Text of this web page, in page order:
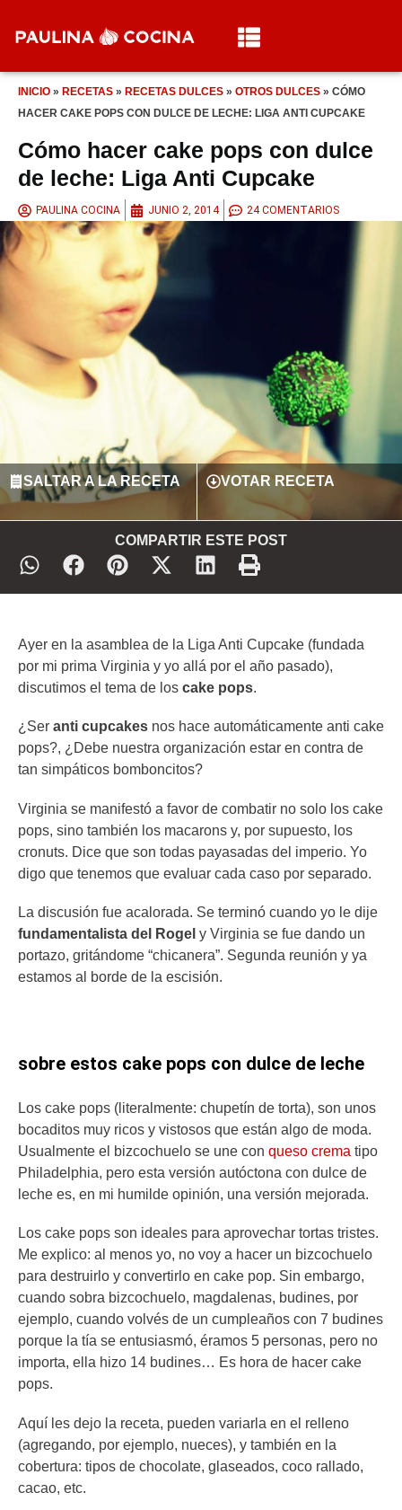
INICIO » RECETAS » RECETAS DULCES » OTROS DULCES » CÓMO
HACER CAKE POPS CON DULCE DE LECHE: LIGA ANTI CUPCAKE
Cómo hacer cake pops con dulce
de leche: Liga Anti Cupcake
PAULINA COCINA JUNIO 2, 2014 24 COMENTARIOS
SALTAR A LA RECETA VOTAR RECETA
COMPARTIR ESTE POST
Ayer en la asamblea de la Liga Anti Cupcake (fundada
por mi prima Virginia y yo allá por el año pasado),
discutimos el tema de los cake pops.
¿Ser anti cupcakes nos hace automáticamente anti cake
pops?, ¿Debe nuestra organización estar en contra de
tan simpáticos bomboncitos?
Virginia se manifestó a favor de combatir no solo los cake
pops, sino también los macarons y, por supuesto, los
cronuts. Dice que son todas payasadas del imperio. Yo
digo que tenemos que evaluar cada caso por separado.
La discusión fue acalorada. Se terminó cuando yo le dije
fundamentalista del Rogel y Virginia se fue dando un
portazo, gritándome “chicanera”. Segunda reunión y ya
estamos al borde de la escisión.
sobre estos cake pops con dulce de leche
Los cake pops (literalmente: chupetín de torta), son unos
bocaditos muy ricos y vistosos que están algo de moda.
Usualmente el bizcochuelo se une con queso crema tipo
Philadelphia, pero esta versión autóctona con dulce de
leche es, en mi humilde opinión, una versión mejorada.
Los cake pops son ideales para aprovechar tortas tristes.
Me explico: al menos yo, no voy a hacer un bizcochuelo
para destruirlo y convertirlo en cake pop. Sin embargo,
cuando sobra bizcochuelo, magdalenas, budines, por
ejemplo, cuando volvés de un cumpleaños con 7 budines
porque la tía se entusiasmó, éramos 5 personas, pero no
importa, ella hizo 14 budines… Es hora de hacer cake
pops.
Aquí les dejo la receta, pueden variarla en el relleno
(agregando, por ejemplo, nueces), y también en la
cobertura: tipos de chocolate, glaseados, coco rallado,
cacao, etc.